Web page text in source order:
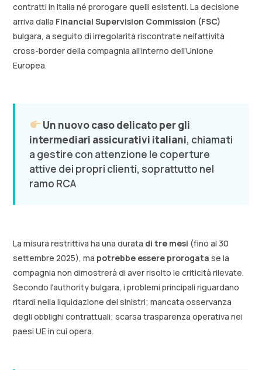
contratti in Italia né prorogare quelli esistenti. La decisione
arriva dalla Financial Supervision Commission (FSC)
bulgara, a seguito di irregolarità riscontrate nell’attività
cross-border della compagnia all’interno dell’Unione
Europea.
Un nuovo caso delicato per gli
intermediari assicurativi italiani, chiamati
a gestire con attenzione le coperture
attive dei propri clienti, soprattutto nel
ramo RCA
La misura restrittiva ha una durata di tre mesi (fino al 30
settembre 2025), ma potrebbe essere prorogata se la
compagnia non dimostrerà di aver risolto le criticità rilevate.
Secondo l’authority bulgara, i problemi principali riguardano
ritardi nella liquidazione dei sinistri; mancata osservanza
degli obblighi contrattuali; scarsa trasparenza operativa nei
paesi UE in cui opera.